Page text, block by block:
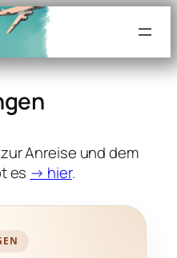
Anreise und dem
es → hier.